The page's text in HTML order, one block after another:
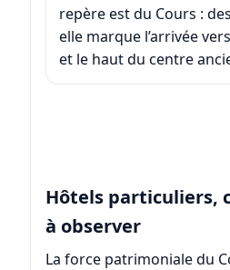
repère est du Cours :
elle marque l’arrivée
et le haut du centre
Hôtels particuliers,
à observer
La force patrimoniale du